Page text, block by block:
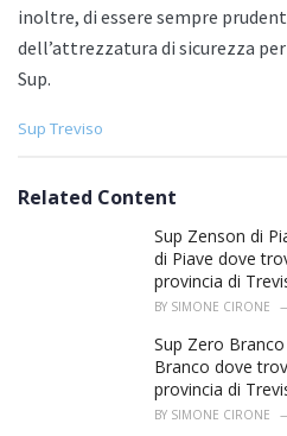
inoltre, di essere sempre
dell’attrezzatura di sicurezza
Sup.
C
e
Sup Treviso
Related Content
Sup Zenson di
di Piave dove
provincia di
BY SIMONE CIRONE
Sup Zero
Branco dove
provincia di
BY SIMONE CIRONE